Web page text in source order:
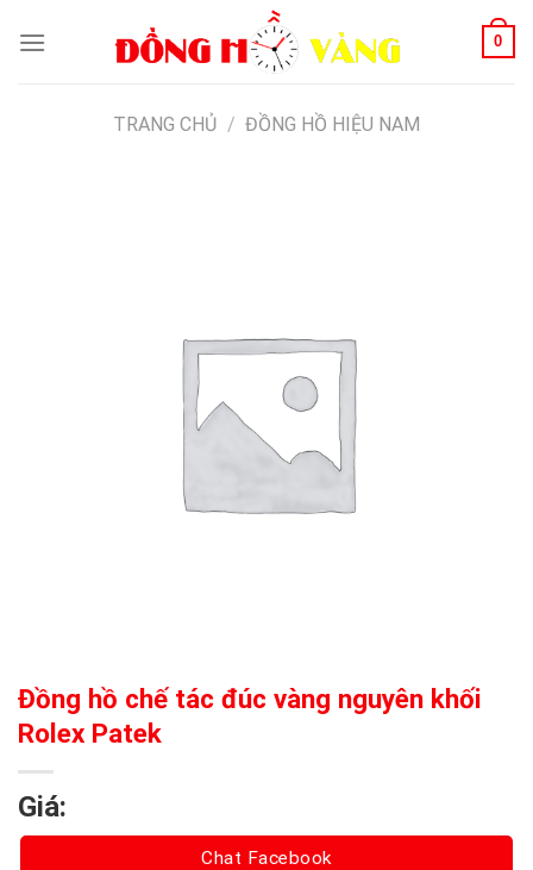
0
TRANG CHỦ / ĐỒNG HỒ HIỆU NAM
Đồng hồ chế tác đúc vàng nguyên khối
Rolex Patek
Giá:
Chat Facebook